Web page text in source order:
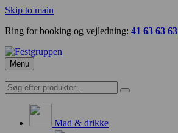
Skip to main
Ring for booking og vejledning: 41 63 63 63
Menu
Mad & drikke